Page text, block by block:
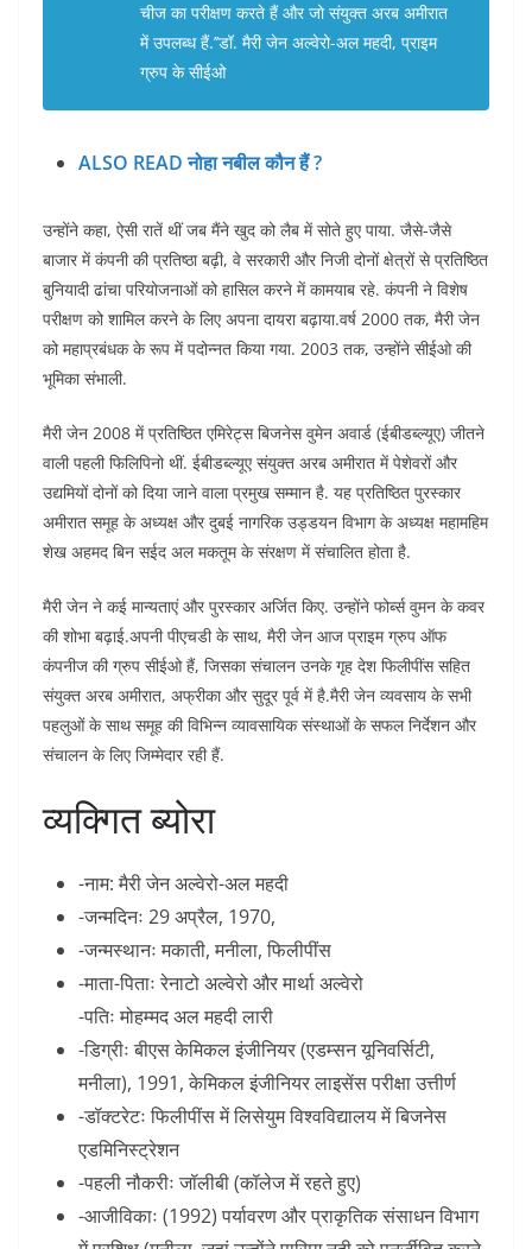
चीज का परीक्षण करते हैं और जो संयुक्त अरब अमीरात
में उपलब्ध हैं.’’डॉ. मैरी जेन अल्वेरो-अल महदी, प्राइम
ग्रुप के सीईओ
ALSO READ नोहा नबील कौन हैं ?
उन्होंने कहा, ऐसी रातें थीं जब मैंने खुद को लैब में सोते हुए पाया. जैसे-जैसे
बाजार में कंपनी की प्रतिष्ठा बढ़ी, वे सरकारी और निजी दोनों क्षेत्रों से प्रतिष्ठित
बुनियादी ढांचा परियोजनाओं को हासिल करने में कामयाब रहे. कंपनी ने विशेष
परीक्षण को शामिल करने के लिए अपना दायरा बढ़ाया.वर्ष 2000 तक, मैरी जेन
को महाप्रबंधक के रूप में पदोन्नत किया गया. 2003 तक, उन्होंने सीईओ की
भूमिका संभाली.
मैरी जेन 2008 में प्रतिष्ठित एमिरेट्स बिजनेस वुमेन अवार्ड (ईबीडब्ल्यूए) जीतने
वाली पहली फिलिपिनो थीं. ईबीडब्ल्यूए संयुक्त अरब अमीरात में पेशेवरों और
उद्यमियों दोनों को दिया जाने वाला प्रमुख सम्मान है. यह प्रतिष्ठित पुरस्कार
अमीरात समूह के अध्यक्ष और दुबई नागरिक उड्डयन विभाग के अध्यक्ष महामहिम
शेख अहमद बिन सईद अल मकतूम के संरक्षण में संचालित होता है.
मैरी जेन ने कई मान्यताएं और पुरस्कार अर्जित किए. उन्होंने फोर्ब्स वुमन के कवर
की शोभा बढ़ाई.अपनी पीएचडी के साथ, मैरी जेन आज प्राइम ग्रुप ऑफ
कंपनीज की ग्रुप सीईओ हैं, जिसका संचालन उनके गृह देश फिलीपींस सहित
संयुक्त अरब अमीरात, अफ्रीका और सुदूर पूर्व में है.मैरी जेन व्यवसाय के सभी
पहलुओं के साथ समूह की विभिन्न व्यावसायिक संस्थाओं के सफल निर्देशन और
संचालन के लिए जिम्मेदार रही हैं.
व्यक्गित ब्योरा
-नाम: मैरी जेन अल्वेरो-अल महदी
-जन्मदिनः 29 अप्रैल, 1970,
-जन्मस्थानः मकाती, मनीला, फिलीपींस
-माता-पिताः रेनाटो अल्वेरो और मार्था अल्वेरो
-पतिः मोहम्मद अल महदी लारी
-डिग्रीः बीएस केमिकल इंजीनियर (एडम्सन यूनिवर्सिटी,
मनीला), 1991, केमिकल इंजीनियर लाइसेंस परीक्षा उत्तीर्ण
-डॉक्टरेटः फिलीपींस में लिसेयुम विश्वविद्यालय में बिजनेस
एडमिनिस्ट्रेशन
-पहली नौकरीः जॉलीबी (कॉलेज में रहते हुए)
-आजीविकाः (1992) पर्यावरण और प्राकृतिक संसाधन विभाग